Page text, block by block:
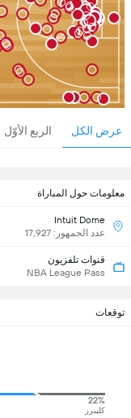
عرض الكل الربع الأوّل
معلومات حول المباراة
Intuit Dome
عدد الجمهور: 17,927
قنوات تلفزيون
NBA League Pass
توقعات
22%
كليبرز